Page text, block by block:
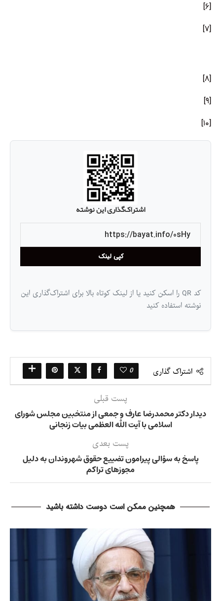
[۶]
[۷]
[۸]
[۹]
[۱۰]
اشتراک‌گذاری این نوشته
کپی لینک
کد QR را اسکن کنید یا از لینک کوتاه بالا برای اشتراک‌گذاری این
نوشته استفاده کنید
اشتراک گذاری 0
پست قبلی
دیدار دکتر محمدرضا عارف و جمعی از منتخبین مجلس شورای
اسلامی با آیت الله العظمی بیات زنجانی
پست بعدی
پاسخ به سؤالی پیرامون تضییع حقوق شهروندان به دلیل
مجوزهای تراکم
همچنین ممکن است دوست داشته باشید